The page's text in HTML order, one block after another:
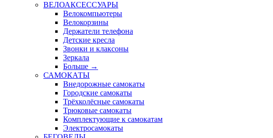
ВЕЛОАКСЕССУАРЫ
Велокомпьютеры
Велокорзины
Держатели телефона
Детские кресла
Звонки и клаксоны
Зеркала
Больше →
САМОКАТЫ
Внедорожные самокаты
Городские самокаты
Трёхколёсные самокаты
Трюковые самокаты
Комплектующие к самокатам
Электросамокаты